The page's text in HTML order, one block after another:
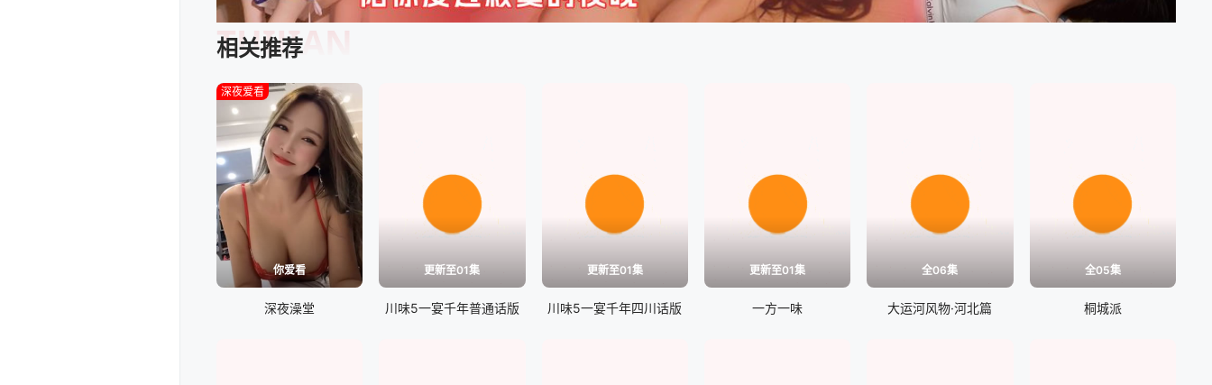
相关推荐
TUIJIAN
你爱看
深夜爱看
深夜澡堂
更新至01集
川味5一宴千年普通话版
更新至01集
川味5一宴千年四川话版
更新至01集
一方一味
全06集
大运河风物·河北篇
全05集
桐城派